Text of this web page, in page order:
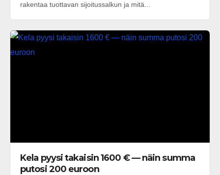
rakentaa tuottavan sijoitussalkun ja mitä...
Kela pyysi takaisin 1600 € — näin summa
putosi 200 euroon